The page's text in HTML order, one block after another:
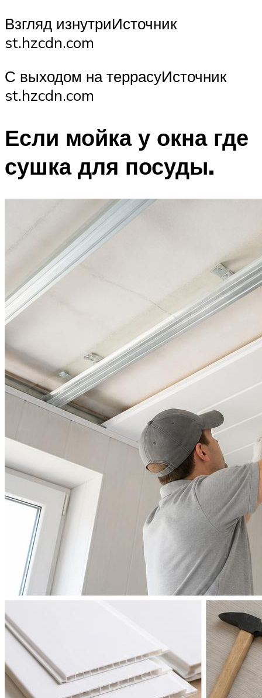
Взгляд изнутриИсточник
st.hzcdn.com
С выходом на террасуИсточник
st.hzcdn.com
Если мойка у окна где
сушка для посуды.